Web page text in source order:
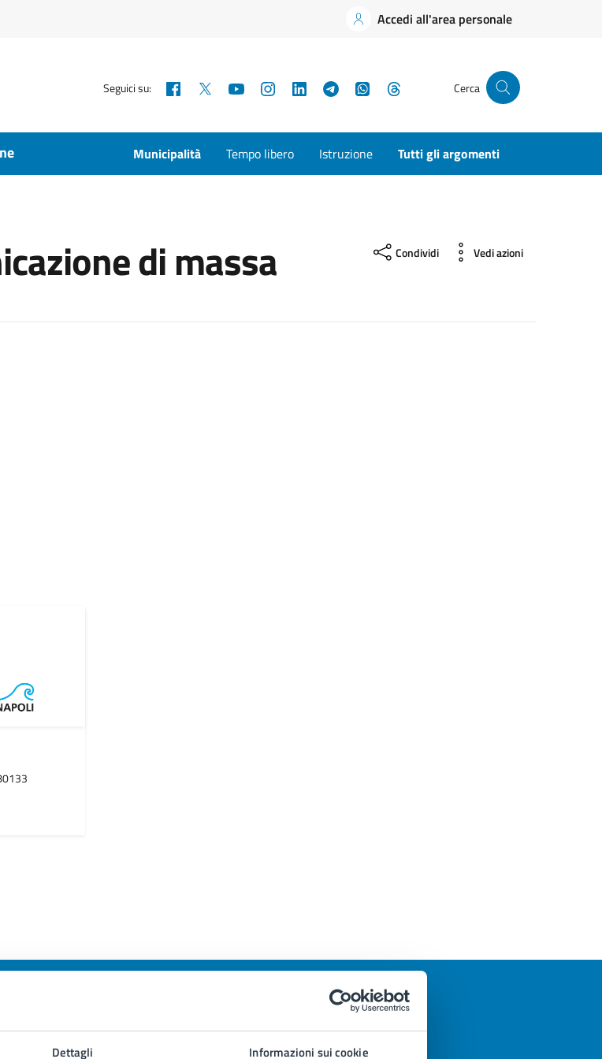
Dettagli Informazioni sui cookie
Accedi all'area personale
Seguici su: Facebook YouTubeInstagramLinkedInTelegramWhatsApp Cerca
Municipalità Tempo libero Istruzione Tutti gli argomenti
di massa Condividi Vedi azioni